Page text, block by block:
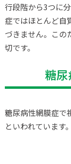
行段階から3つに
症ではほとんど自
づきません。この
切です。
糖
糖尿病性網膜症で
といわれています